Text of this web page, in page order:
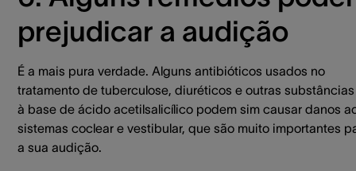
prejudicar a audição
É a mais pura verdade. Alguns antibióticos usados no
tratamento de tuberculose, diuréticos e outras substâncias
à base de ácido acetilsalicílico podem sim causar danos
sistemas coclear e vestibular, que são muito importantes
a sua audição.